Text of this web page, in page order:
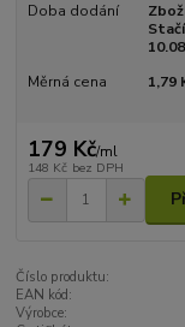
Doba dodání
Měrná cena
1,79
179 Kč/ml
148 Kč bez DPH
Číslo produktu:
EAN kód:
Výrobce: